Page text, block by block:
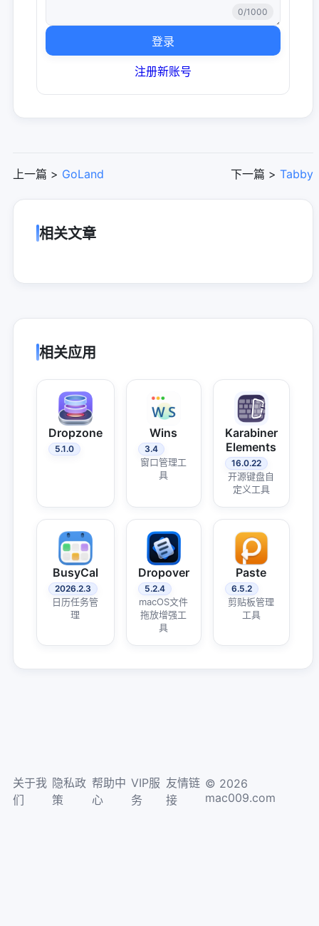
0/1000
登录
注册新账号
上一篇 > GoLand 下一篇 > Tabby
相关文章
相关应用
Dropzone
5.1.0
Wins
3.4
窗口管理工
具
Karabiner
Elements
16.0.22
开源键盘自
定义工具
BusyCal
2026.2.3
日历任务管
理
Dropover
5.2.4
macOS文件
拖放增强工
具
Paste
6.5.2
剪贴板管理
工具
关于我
们
隐私政
策
帮助中
心
VIP服
务
友情链
接
© 2026
mac009.com